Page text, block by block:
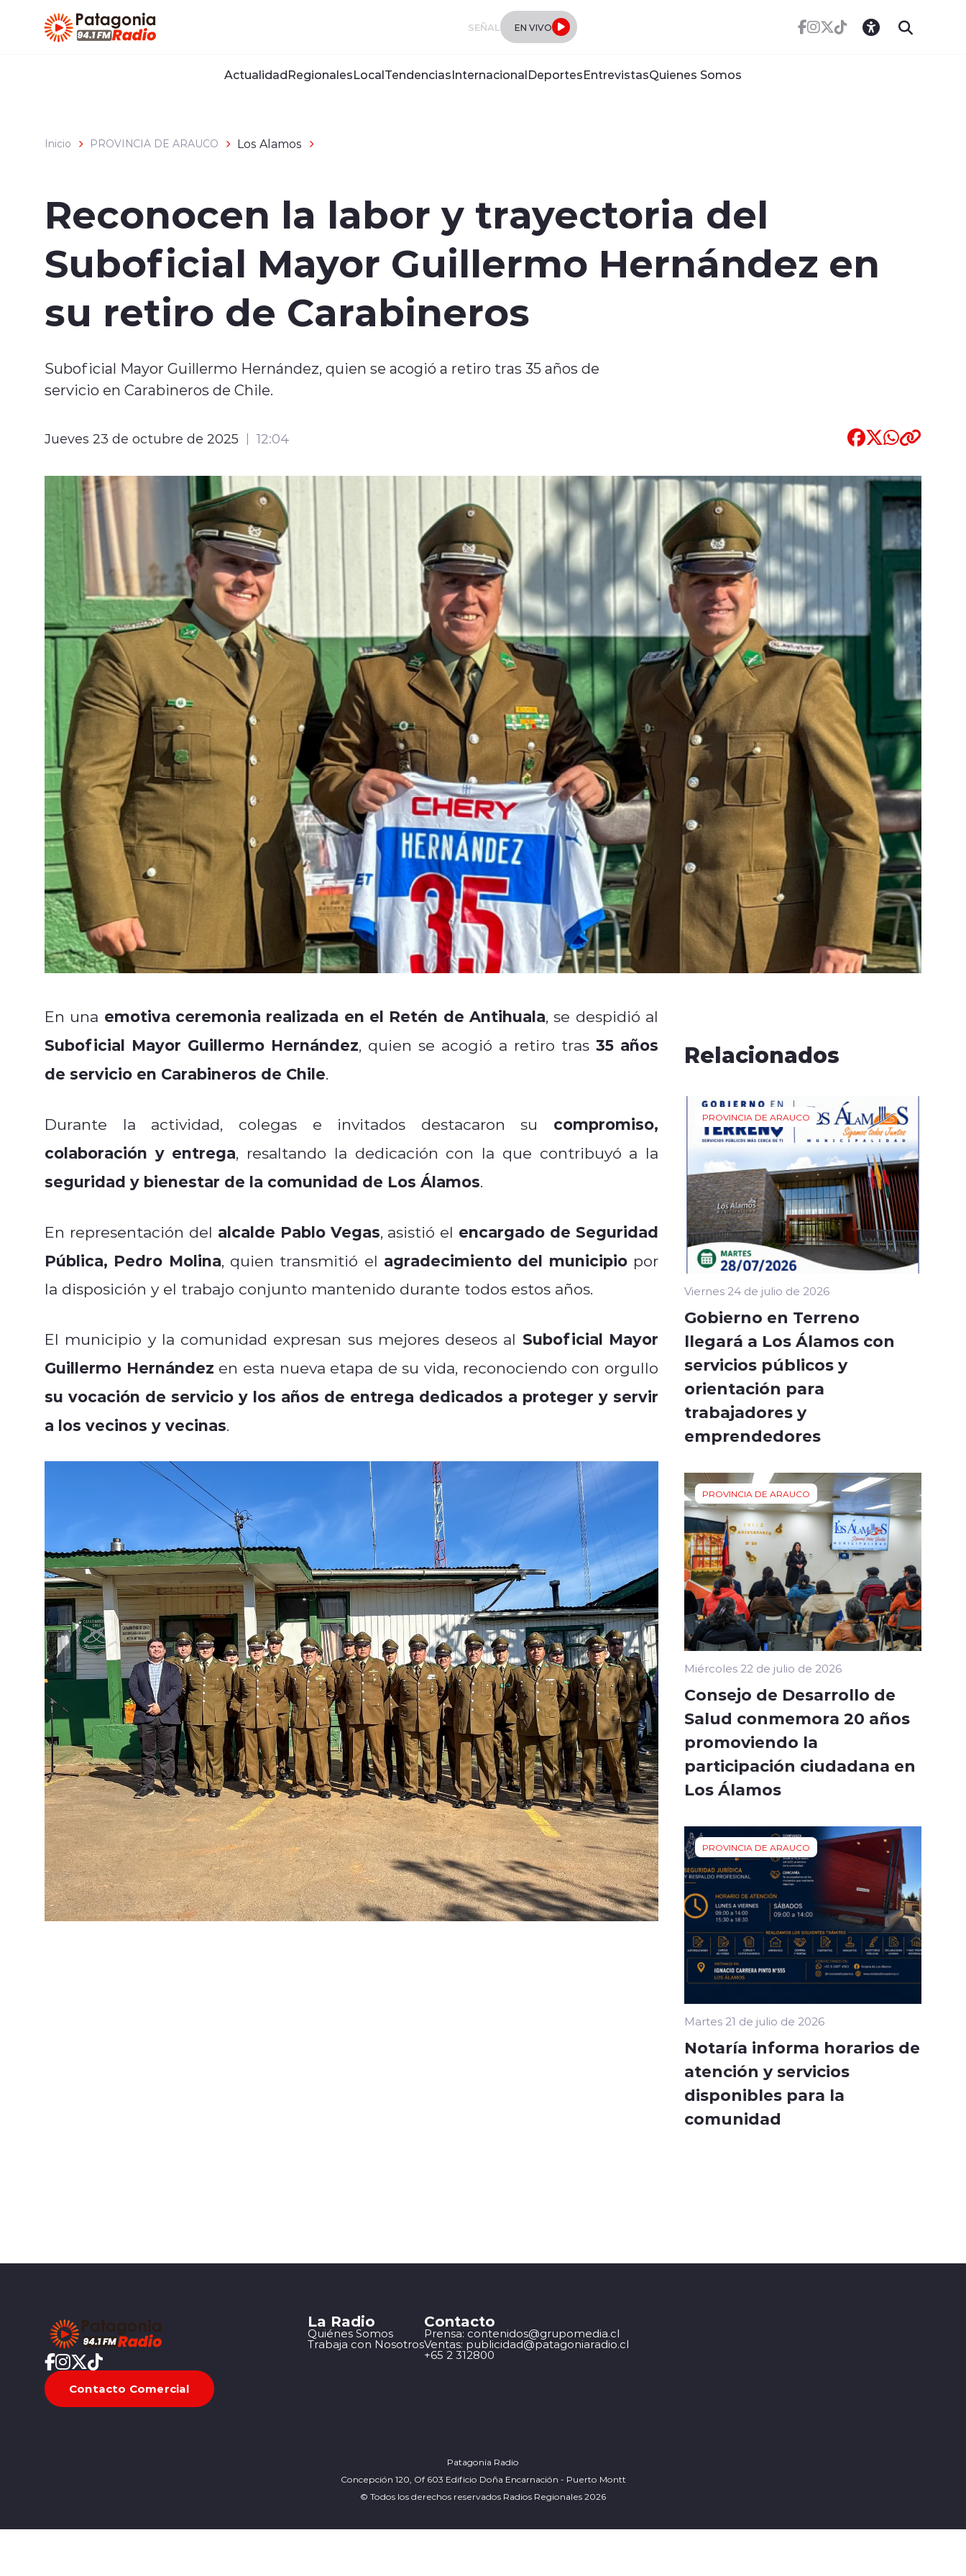
SEÑAL EN VIVO
ActualidadRegionalesLocalTendenciasInternacionalDeportesEntrevistasQuienes Somos
Inicio PROVINCIA DE ARAUCO Los Alamos
Reconocen la labor y trayectoria del
Suboficial Mayor Guillermo Hernández en
su retiro de Carabineros
Suboficial Mayor Guillermo Hernández, quien se acogió a retiro tras 35 años de
servicio en Carabineros de Chile.
Jueves 23 de octubre de 2025 12:04
En una emotiva ceremonia realizada en el Retén de Antihuala, se despidió al
Suboficial Mayor Guillermo Hernández, quien se acogió a retiro tras 35 años
de servicio en Carabineros de Chile.
Durante la actividad, colegas e invitados destacaron su compromiso,
colaboración y entrega, resaltando la dedicación con la que contribuyó a la
seguridad y bienestar de la comunidad de Los Álamos.
En representación del alcalde Pablo Vegas, asistió el encargado de Seguridad
Pública, Pedro Molina, quien transmitió el agradecimiento del municipiopor
la disposición y el trabajo conjunto mantenido durante todos estos años.
El municipio y la comunidad expresan sus mejores deseos al Suboficial Mayor
Guillermo Hernández en esta nueva etapa de su vida, reconociendo con orgullo
su vocación de servicio y los años de entrega dedicados a proteger y servir
a los vecinos y vecinas.
Relacionados
PROVINCIA DE ARAUCO
Viernes 24 de julio de 2026
Gobierno en Terreno
llegará a Los Álamos con
servicios públicos y
orientación para
trabajadores y
emprendedores
PROVINCIA DE ARAUCO
Miércoles 22 de julio de 2026
Consejo de Desarrollo de
Salud conmemora 20 años
promoviendo la
participación ciudadana en
Los Álamos
PROVINCIA DE ARAUCO
Martes 21 de julio de 2026
Notaría informa horarios de
atención y servicios
disponibles para la
comunidad
Contacto Comercial
La Radio
Quiénes Somos
Trabaja con Nosotros
Contacto
Prensa: contenidos@grupomedia.cl
Ventas: publicidad@patagoniaradio.cl
+65 2 312800
Patagonia Radio
Concepción 120, Of 603 Edificio Doña Encarnación - Puerto Montt
© Todos los derechos reservados Radios Regionales 2026